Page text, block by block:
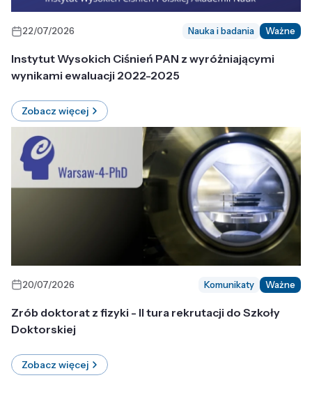
22/07/2026 Nauka i badania Ważne
Instytut Wysokich Ciśnień PAN z wyróżniającymi
wynikami ewaluacji 2022-2025
Zobacz więcej
20/07/2026 Komunikaty Ważne
Zrób doktorat z fizyki - II tura rekrutacji do Szkoły
Doktorskiej
Zobacz więcej